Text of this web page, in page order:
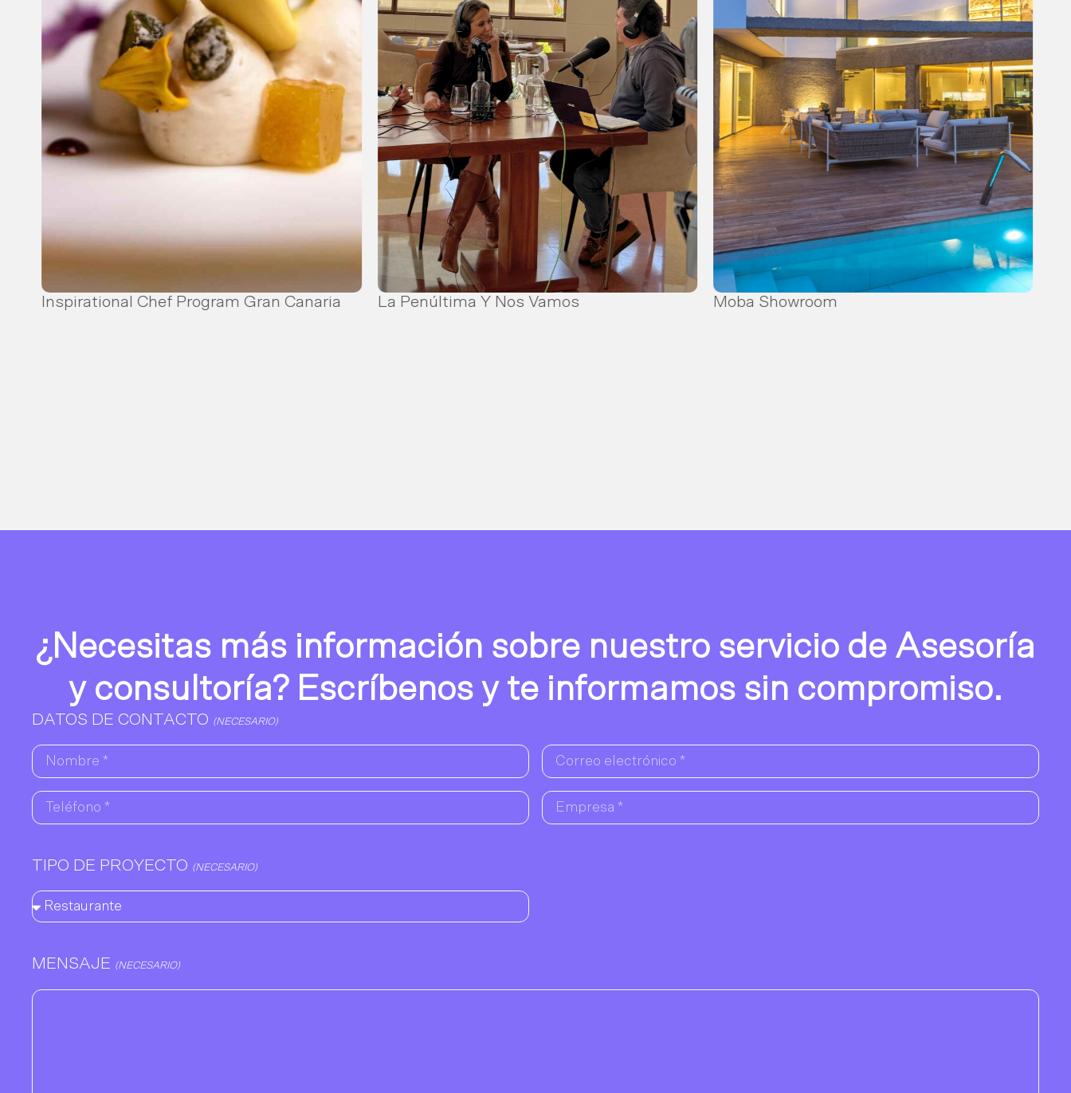
Inspirational Chef Program Gran Canaria La Penúltima Y Nos Vamos Moba Showroom
¿Necesitas más información sobre nuestro servicio de Asesoría
y consultoría? Escríbenos y te informamos sin compromiso.
DATOS DE CONTACTO (NECESARIO)
TIPO DE PROYECTO (NECESARIO)
MENSAJE (NECESARIO)